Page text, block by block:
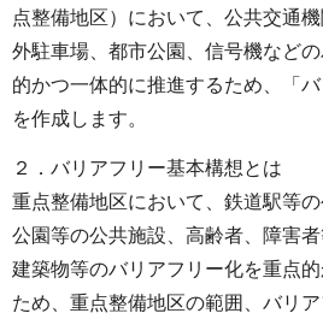
点整備地区）において、公共交通
外駐車場、都市公園、信号機など
的かつ一体的に推進するため、「バ
を作成します。
２．バリアフリー基本構想とは
重点整備地区において、鉄道駅等
公園等の公共施設、高齢者、障害
建築物等のバリアフリー化を重点
ため、重点整備地区の範囲、バリ